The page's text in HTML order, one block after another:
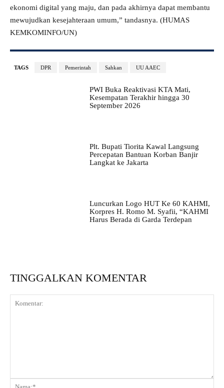
ekonomi digital yang maju, dan pada akhirnya dapat membantu
mewujudkan kesejahteraan umum,” tandasnya. (HUMAS
KEMKOMINFO/UN)
TAGS DPR Pemerintah Sahkan UU AAEC
PWI Buka Reaktivasi KTA Mati,
Kesempatan Terakhir hingga 30
September 2026
Plt. Bupati Tiorita Kawal Langsung
Percepatan Bantuan Korban Banjir
Langkat ke Jakarta
Luncurkan Logo HUT Ke 60 KAHMI,
Korpres H. Romo M. Syafii, “KAHMI
Harus Berada di Garda Terdepan
TINGGALKAN KOMENTAR
Komentar: